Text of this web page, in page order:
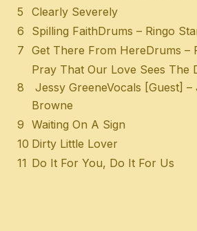
5
Clearly Severely
6
Spilling FaithDrums – Ringo
7 Get There From HereDrums –
8
Pray That Our Love Sees The
Jessy GreeneVocals [Guest] –
Browne
9 Waiting On A Sign
10 Dirty Little Lover
11 Do It For You, Do It For Us